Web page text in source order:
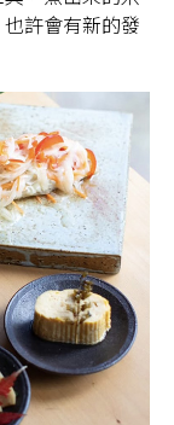
許會有新的發